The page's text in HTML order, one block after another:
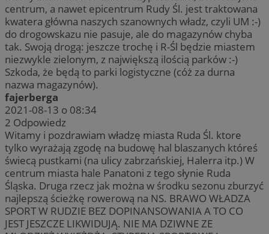
centrum, a nawet epicentrum Rudy Śl. jest traktowana
kwatera główna naszych szanownych władz, czyli UM :-)
do drogowskazu nie pasuje, ale do magazynów chyba
tak. Swoją drogą: jeszcze trochę i R-Śl będzie miastem
niezwykle zielonym, z największą ilością parków :-)
Szkoda, że będą to parki logistyczne (cóż za durna
nazwa magazynów).
fajerberga
2021-08-13 o 08:34
2 Odpowiedz
Witamy i pozdrawiam władzę miasta Ruda Śl. ktore
tylko wyrażają zgodę na budowę hal blaszanych któreś
świecą pustkami (na ulicy zabrzańskiej, Halerra itp.) W
centrum miasta hale Panatoni z tego słynie Ruda
Śląska. Druga rzecz jak można w środku sezonu zburzyć
najlepszą ścieżkę rowerową na NS. BRAWO WŁADZA
SPORT W RUDZIE BEZ DOPINANSOWANIA A TO CO
JEST JESZCZE LIKWIDUJĄ. NIE MA DZIWNE ZE